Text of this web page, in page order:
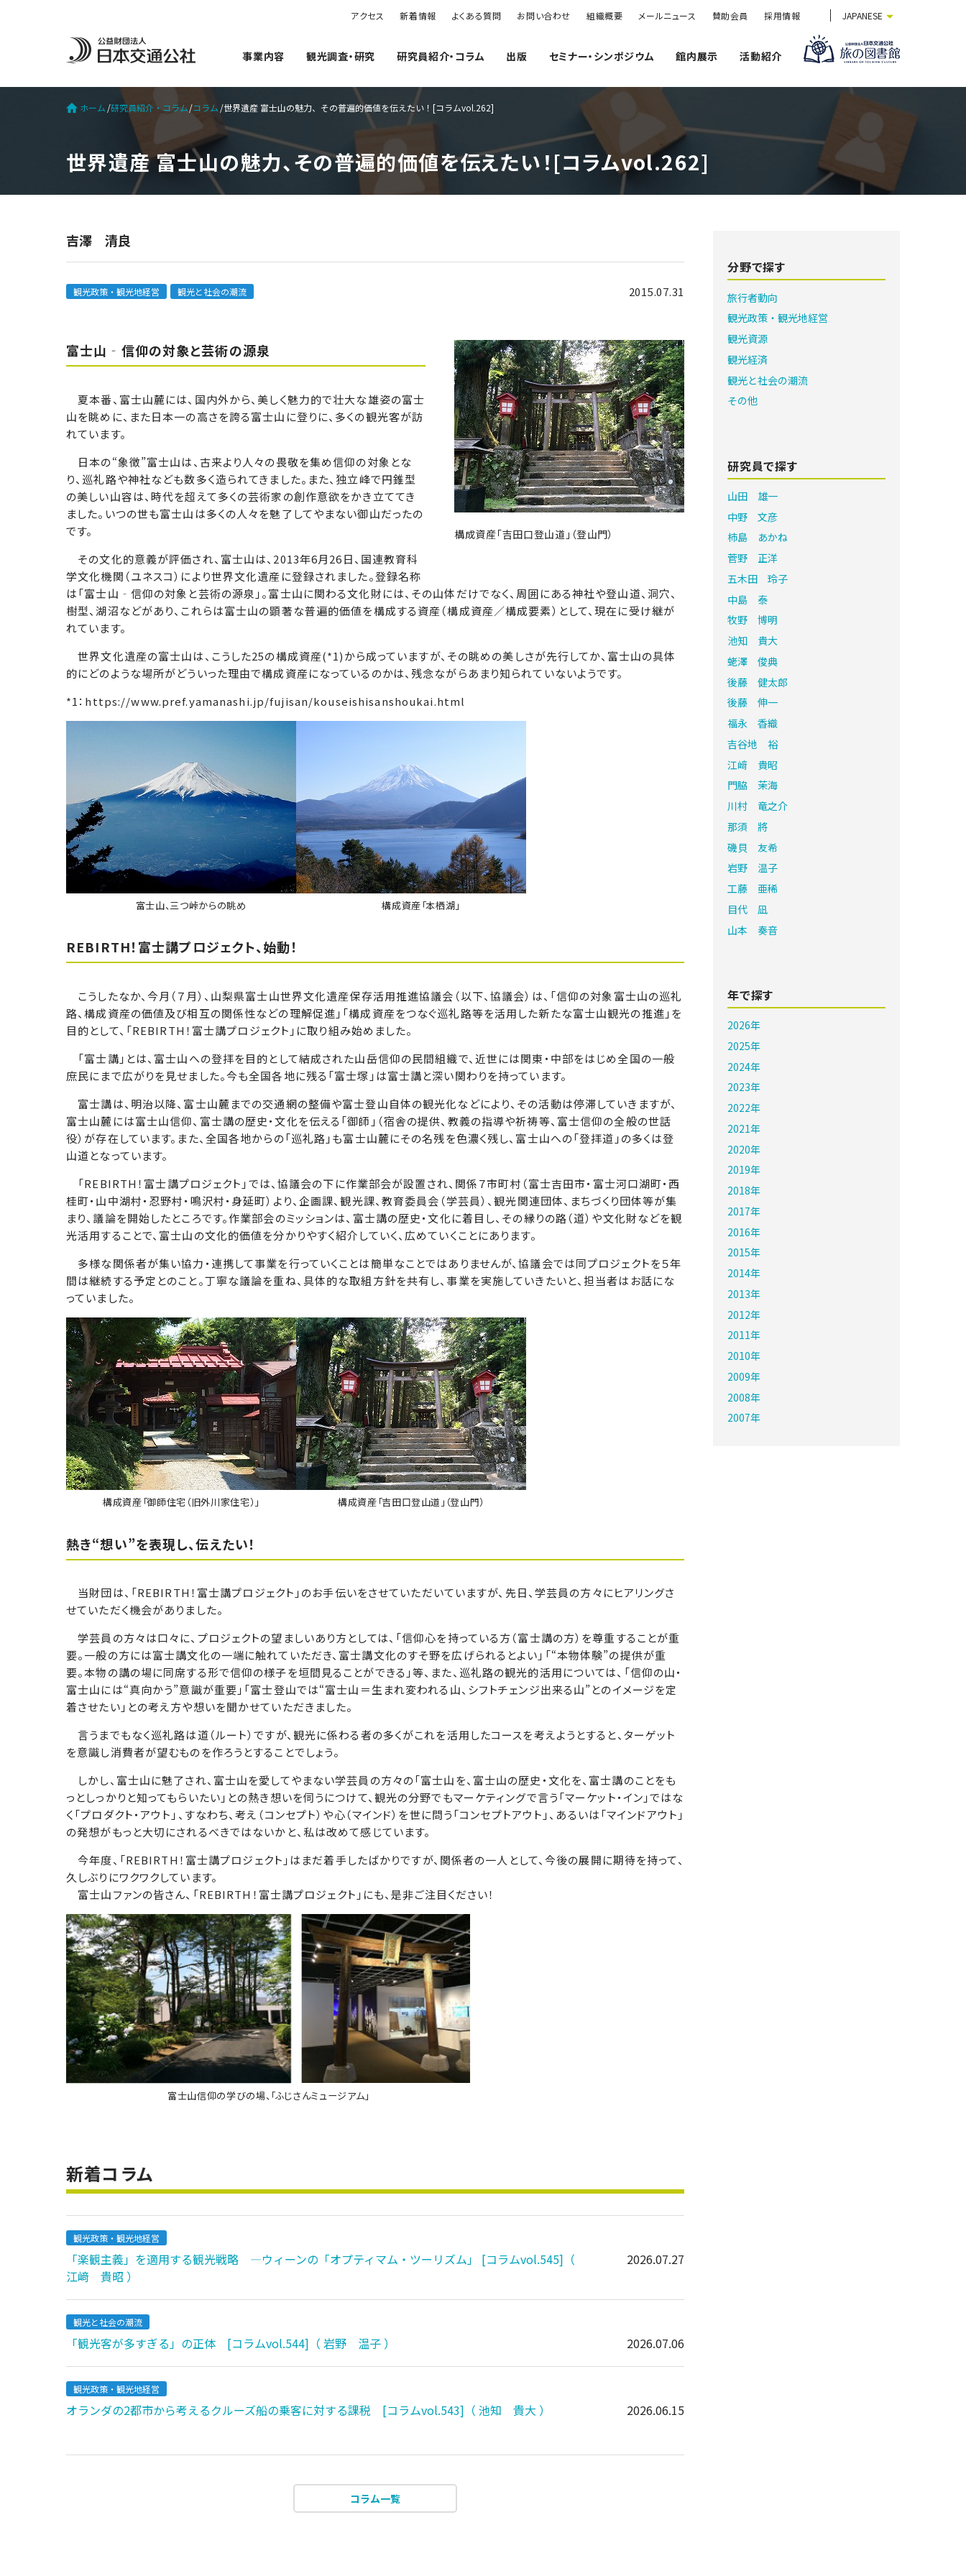
アクセス 新着情報 よくある質問 お問い合わせ 組織概要 メールニュース 賛助会員 採用情報 JAPANESE
事業内容 観光調査・研究 研究員紹介・コラム 出版 セミナー・シンポジウム 館内展示 活動紹介
ホーム 研究員紹介・コラム コラム 世界遺産 富士山の魅力、その普遍的価値を伝えたい！[コラムvol.262]
世界遺産 富士山の魅力、その普遍的価値を伝えたい！[コラムvol.262]
吉澤 清良
観光政策・観光地経営 観光と社会の潮流 2015.07.31
構成資産「吉田口登山道」（登山門）
富士山‐信仰の対象と芸術の源泉
夏本番、富士山麓には、国内外から、美しく魅力的で壮大な雄姿の富士
山を眺めに、また日本一の高さを誇る富士山に登りに、多くの観光客が訪
れています。
日本の“象徴”富士山は、古来より人々の畏敬を集め信仰の対象とな
り、巡礼路や神社なども数多く造られてきました。また、独立峰で円錐型
の美しい山容は、時代を超えて多くの芸術家の創作意欲をかき立ててき
ました。いつの世も富士山は多くの人々を魅了してやまない御山だったの
です。
その文化的意義が評価され、富士山は、2013年6月26日、国連教育科
学文化機関（ユネスコ）により世界文化遺産に登録されました。登録名称
は「富士山‐信仰の対象と芸術の源泉」。富士山に関わる文化財には、その山体だけでなく、周囲にある神社や登山道、洞穴、
樹型、湖沼などがあり、これらは富士山の顕著な普遍的価値を構成する資産（構成資産／構成要素）として、現在に受け継が
れています。
世界文化遺産の富士山は、こうした25の構成資産(*1)から成っていますが、その眺めの美しさが先行してか、富士山の具体
的にどのような場所がどういった理由で構成資産になっているのかは、残念ながらあまり知られていないようです。
*1：https://www.pref.yamanashi.jp/fujisan/kouseishisanshoukai.html
富士山、三つ峠からの眺め 構成資産「本栖湖」
REBIRTH！富士講プロジェクト、始動！
こうしたなか、今月（７月）、山梨県富士山世界文化遺産保存活用推進協議会（以下、協議会）は、「信仰の対象富士山の巡礼
路、構成資産の価値及び相互の関係性などの理解促進」「構成資産をつなぐ巡礼路等を活用した新たな富士山観光の推進」を
目的として、「REBIRTH！富士講プロジェクト」に取り組み始めました。
「富士講」とは、富士山への登拝を目的として結成された山岳信仰の民間組織で、近世には関東・中部をはじめ全国の一般
庶民にまで広がりを見せました。今も全国各地に残る「富士塚」は富士講と深い関わりを持っています。
富士講は、明治以降、富士山麓までの交通網の整備や富士登山自体の観光化などにより、その活動は停滞していきますが、
富士山麓には富士山信仰、富士講の歴史・文化を伝える「御師」（宿舎の提供、教義の指導や祈祷等、富士信仰の全般の世話
役）が存在しています。また、全国各地からの「巡礼路」も富士山麓にその名残を色濃く残し、富士山への「登拝道」の多くは登
山道となっています。
「REBIRTH！富士講プロジェクト」では、協議会の下に作業部会が設置され、関係７市町村（富士吉田市・富士河口湖町・西
桂町・山中湖村・忍野村・鳴沢村・身延町）より、企画課、観光課、教育委員会（学芸員）、観光関連団体、まちづくり団体等が集
まり、議論を開始したところです。作業部会のミッションは、富士講の歴史・文化に着目し、その縁りの路（道）や文化財などを観
光活用することで、富士山の文化的価値を分かりやすく紹介していく、広めていくことにあります。
多様な関係者が集い協力・連携して事業を行っていくことは簡単なことではありませんが、協議会では同プロジェクトを５年
間は継続する予定とのこと。丁寧な議論を重ね、具体的な取組方針を共有し、事業を実施していきたいと、担当者はお話にな
っていました。
構成資産「御師住宅（旧外川家住宅）」 構成資産「吉田口登山道」（登山門）
熱き“想い”を表現し、伝えたい！
当財団は、「REBIRTH！富士講プロジェクト」のお手伝いをさせていただいていますが、先日、学芸員の方々にヒアリングさ
せていただく機会がありました。
学芸員の方々は口々に、プロジェクトの望ましいあり方としては、「信仰心を持っている方（富士講の方）を尊重することが重
要。一般の方には富士講文化の一端に触れていただき、富士講文化のすそ野を広げられるとよい」「“本物体験”の提供が重
要。本物の講の場に同席する形で信仰の様子を垣間見ることができる」等、また、巡礼路の観光的活用については、「信仰の山・
富士山には“真向かう”意識が重要」「富士登山では“富士山＝生まれ変われる山、シフトチェンジ出来る山”とのイメージを定
着させたい」との考え方や想いを聞かせていただきました。
言うまでもなく巡礼路は道（ルート）ですが、観光に係わる者の多くがこれを活用したコースを考えようとすると、ターゲット
を意識し消費者が望むものを作ろうとすることでしょう。
しかし、富士山に魅了され、富士山を愛してやまない学芸員の方々の「富士山を、富士山の歴史・文化を、富士講のことをも
っとしっかりと知ってもらいたい」との熱き想いを伺うにつけて、観光の分野でもマーケティングで言う「マーケット・イン」ではな
く「プロダクト・アウト」、すなわち、考え（コンセプト）や心（マインド）を世に問う「コンセプトアウト」、あるいは「マインドアウト」
の発想がもっと大切にされるべきではないかと、私は改めて感じています。
今年度、「REBIRTH！富士講プロジェクト」はまだ着手したばかりですが、関係者の一人として、今後の展開に期待を持って、
久しぶりにワクワクしています。
富士山ファンの皆さん、「REBIRTH！富士講プロジェクト」にも、是非ご注目ください！
富士山信仰の学びの場、「ふじさんミュージアム」
新着コラム
観光政策・観光地経営
「楽観主義」を適用する観光戦略 ―ウィーンの「オプティマム・ツーリズム」 [コラムvol.545]（
江﨑 貴昭 ）
2026.07.27
観光と社会の潮流
「観光客が多すぎる」の正体 [コラムvol.544]（ 岩野 温子 ） 2026.07.06
観光政策・観光地経営
オランダの2都市から考えるクルーズ船の乗客に対する課税 [コラムvol.543]（ 池知 貴大 ） 2026.06.15
コラム一覧
分野で探す
旅行者動向
観光政策・観光地経営
観光資源
観光経済
観光と社会の潮流
その他
研究員で探す
山田 雄一
中野 文彦
柿島 あかね
菅野 正洋
五木田 玲子
中島 泰
牧野 博明
池知 貴大
蛯澤 俊典
後藤 健太郎
後藤 伸一
福永 香織
吉谷地 裕
江﨑 貴昭
門脇 茉海
川村 竜之介
那須 將
磯貝 友希
岩野 温子
工藤 亜稀
目代 凪
山本 奏音
年で探す
2026年
2025年
2024年
2023年
2022年
2021年
2020年
2019年
2018年
2017年
2016年
2015年
2014年
2013年
2012年
2011年
2010年
2009年
2008年
2007年